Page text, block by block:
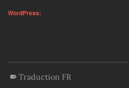
WordPress:
Traduction FR